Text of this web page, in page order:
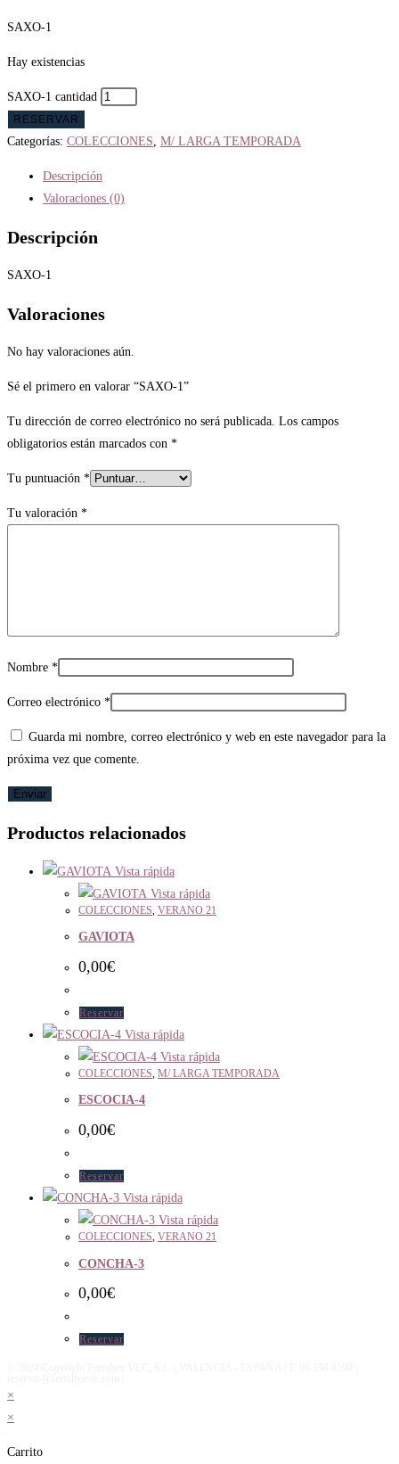
SAXO-1
Hay existencias
SAXO-1 cantidad
RESERVAR
Categorías: COLECCIONES M/ LARGA TEMPORADA
Descripción
Valoraciones (0)
Descripción
SAXO-1
Valoraciones
No hay valoraciones aún.
Sé el primero en valorar “SAXO-1”
Tu dirección de correo electrónico no será publicada. Los campos
obligatorios están marcados con *
Tu puntuación *
Tu valoración *
Nombre *
Correo electrónico *
Guarda mi nombre, correo electrónico y web en este navegador para la
próxima vez que comente.
Productos relacionados
Vista rápida
Vista rápida
COLECCIONES VERANO 21
GAVIOTA
0,00€
Reservar
Vista rápida
Vista rápida
COLECCIONES M/ LARGA TEMPORADA
ESCOCIA-4
0,00€
Reservar
Vista rápida
Vista rápida
COLECCIONES, VERANO 21
CONCHA-3
0,00€
Reservar
×
×
Carrito